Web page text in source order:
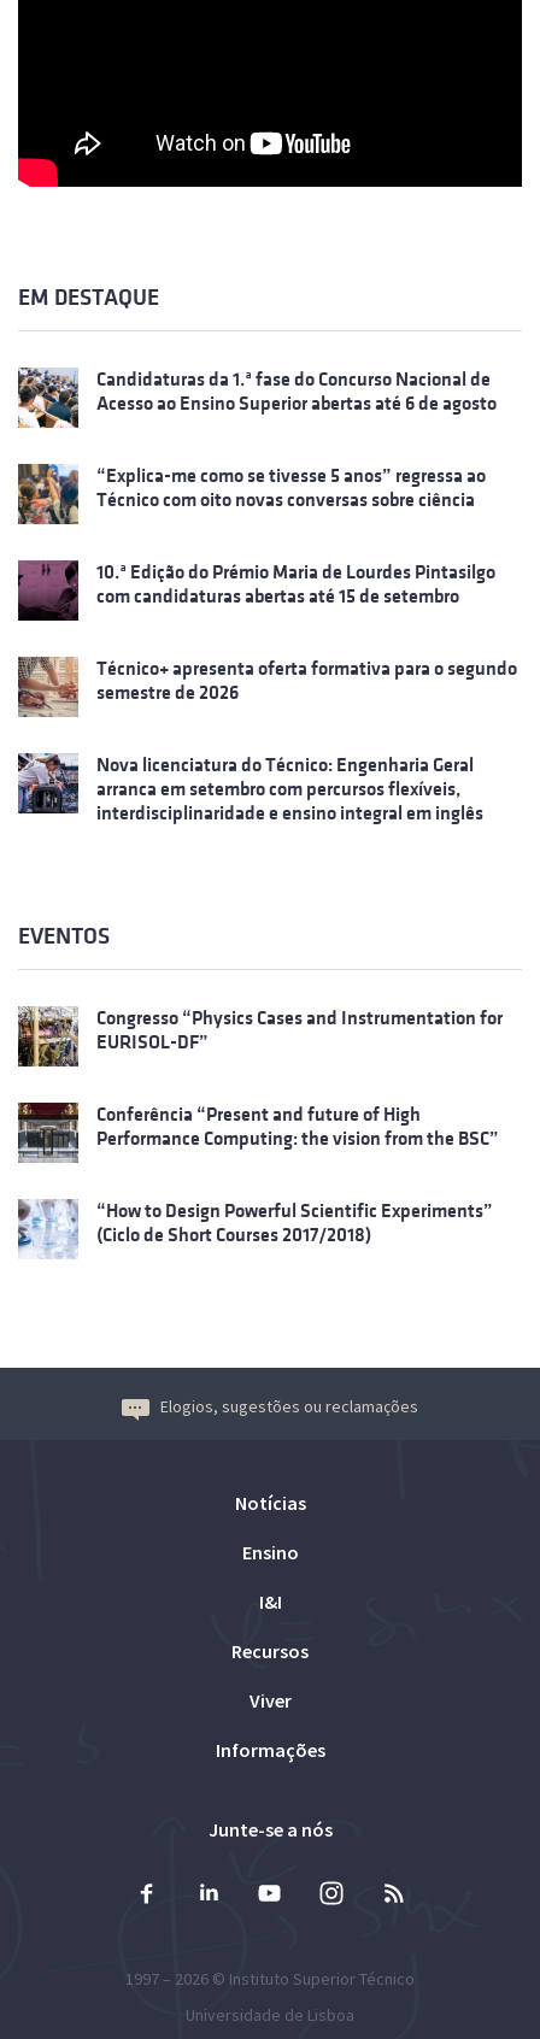
EM DESTAQUE
Candidaturas da 1.ª fase do Concurso Nacional de
Acesso ao Ensino Superior abertas até 6 de agosto
“Explica-me como se tivesse 5 anos” regressa ao
Técnico com oito novas conversas sobre ciência
10.ª Edição do Prémio Maria de Lourdes Pintasilgo
com candidaturas abertas até 15 de setembro
Técnico+ apresenta oferta formativa para o segundo
semestre de 2026
Nova licenciatura do Técnico: Engenharia Geral
arranca em setembro com percursos flexíveis,
interdisciplinaridade e ensino integral em inglês
EVENTOS
Congresso “Physics Cases and Instrumentation for
EURISOL-DF”
Conferência “Present and future of High
Performance Computing: the vision from the BSC”
“How to Design Powerful Scientific Experiments”
(Ciclo de Short Courses 2017/2018)
Elogios, sugestões ou reclamações
Notícias
Ensino
I&I
Recursos
Viver
Informações
Junte-se a nós
1997 – 2026 © Instituto Superior Técnico
Universidade de Lisboa